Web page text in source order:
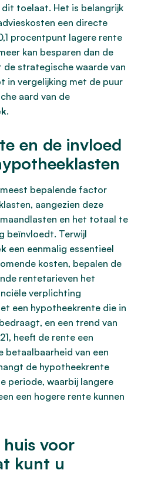
dit toelaat. Het is belangrijk
een directe
procentpunt lagere rente
kan besparen dan de
strategische waarde van
in vergelijking met de puur
aard van de
.
en de invloed
bepalende factor
aangezien deze
en het totaal te
beïnvloedt. Terwijl
een eenmalig essentieel
kosten, bepalen de
rentetarieven het
verplichting
een hypotheekrente die in
en een trend van
heeft de rente een
betaalbaarheid van een
de hypotheekrente
periode, waarbij langere
een hogere rente kunnen
voor
kunt u